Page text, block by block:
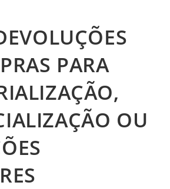
PARA
OU